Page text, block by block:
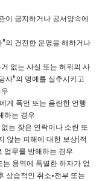
이 금지하거나 공서양속에
의 건전한 운영을 해하거나
없는 사실 또는 허위의 사
사"의 명예를 실추시키고
게 폭언 또는 음란한 언행
하는 경우
는 잦은 연락이나 소란 또
않는 피해에 대한 보상(적
업무를 방해하는 경우
용역에 특별한 하자가 없
상습적인 취소•전부 또는